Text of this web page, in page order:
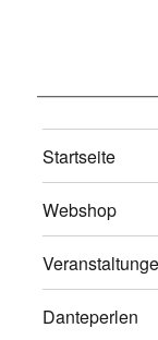
Startseite
Webshop
Danteperlen